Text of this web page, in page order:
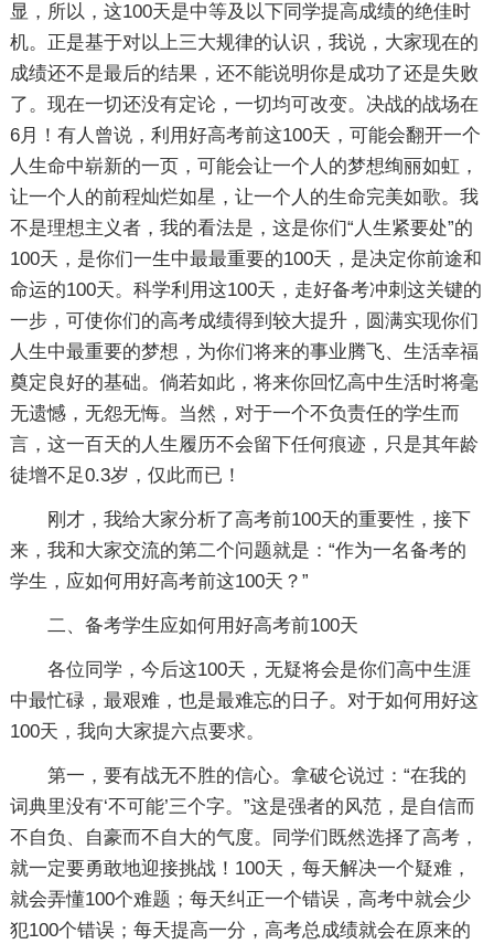
显，所以，这100天是中等及以下同学提高成绩的绝佳时
机。正是基于对以上三大规律的认识，我说，大家现在的
成绩还不是最后的结果，还不能说明你是成功了还是失败
了。现在一切还没有定论，一切均可改变。决战的战场在
6月！有人曾说，利用好高考前这100天，可能会翻开一个
人生命中崭新的一页，可能会让一个人的梦想绚丽如虹，
让一个人的前程灿烂如星，让一个人的生命完美如歌。我
不是理想主义者，我的看法是，这是你们“人生紧要处”的
100天，是你们一生中最最重要的100天，是决定你前途和
命运的100天。科学利用这100天，走好备考冲刺这关键的
一步，可使你们的高考成绩得到较大提升，圆满实现你们
人生中最重要的梦想，为你们将来的事业腾飞、生活幸福
奠定良好的基础。倘若如此，将来你回忆高中生活时将毫
无遗憾，无怨无悔。当然，对于一个不负责任的学生而
言，这一百天的人生履历不会留下任何痕迹，只是其年龄
徒增不足0.3岁，仅此而已！
刚才，我给大家分析了高考前100天的重要性，接下
来，我和大家交流的第二个问题就是：“作为一名备考的
学生，应如何用好高考前这100天？”
二、备考学生应如何用好高考前100天
各位同学，今后这100天，无疑将会是你们高中生涯
中最忙碌，最艰难，也是最难忘的日子。对于如何用好这
100天，我向大家提六点要求。
第一，要有战无不胜的信心。拿破仑说过：“在我的
词典里没有‘不可能’三个字。”这是强者的风范，是自信而
不自负、自豪而不自大的气度。同学们既然选择了高考，
就一定要勇敢地迎接挑战！100天，每天解决一个疑难，
就会弄懂100个难题；每天纠正一个错误，高考中就会少
犯100个错误；每天提高一分，高考总成绩就会在原来的